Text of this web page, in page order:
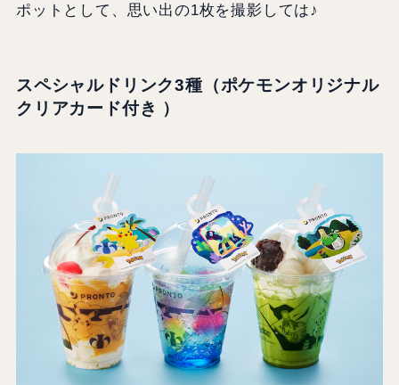
ポットとして、思い出の1枚を撮影しては♪
スペシャルドリンク3種（ポケモンオリジナル
クリアカード付き ）